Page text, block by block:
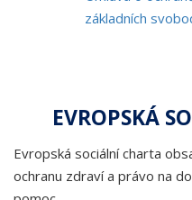
základních
EVROPSKÁ
Evropská sociální charta
ochranu zdraví a právo na